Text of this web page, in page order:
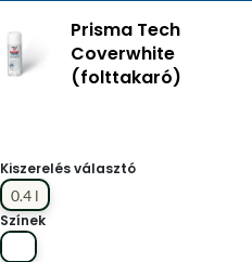
Prisma Tech
Coverwhite
(folttakaró)
Kiszerelés választó
0.4 l
Színek